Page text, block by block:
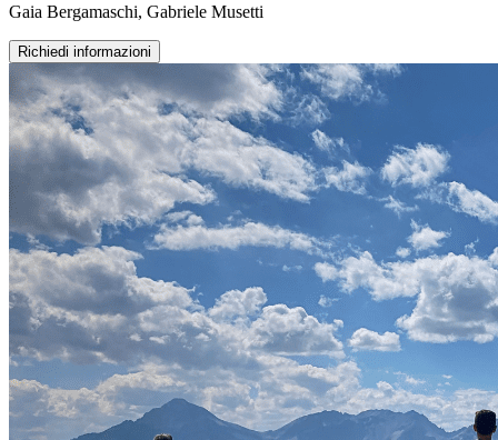
Gaia Bergamaschi, Gabriele Musetti
Richiedi informazioni